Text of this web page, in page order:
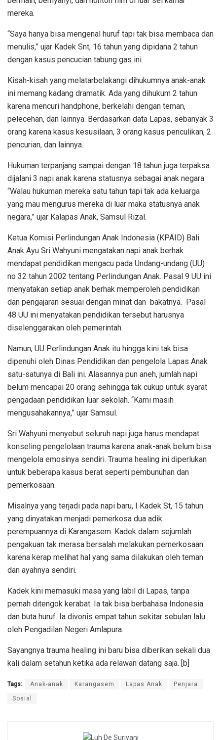
mereka.
“Saya hanya bisa mengenal huruf tapi tak bisa membaca dan
menulis,” ujar Kadek Snt, 16 tahun yang dipidana 2 tahun
dengan kasus pencucian tabung gas ini.
Kisah-kisah yang melatarbelakangi dihukumnya anak-anak
ini memang kadang dramatik. Ada yang dihukum 2 tahun
karena mencuri handphone, berkelahi dengan teman,
pelecehan, dan lainnya. Berdasarkan data Lapas, sebanyak 3
orang karena kasus kesusilaan, 3 orang kasus penculikan, 2
pencurian, dan lainnya.
Hukuman terpanjang sampai dengan 18 tahun juga terpaksa
dijalani 3 napi anak karena statusnya sebagai anak negara.
“Walau hukuman mereka satu tahun tapi tak ada keluarga
yang mau mengurus mereka di luar maka statusnya anak
negara,” ujar Kalapas Anak, Samsul Rizal.
Ketua Komisi Perlindungan Anak Indonesia (KPAID) Bali
Anak Ayu Sri Wahyuni mengatakan napi anak berhak
mendapat pendidikan mengacu pada Undang-undang (UU)
no 32 tahun 2002 tentang Perlindungan Anak. Pasal 9 UU ini
menyatakan setiap anak berhak memperoleh pendidikan
dan pengajaran sesuai dengan minat dan bakatnya. Pasal
48 UU ini menyatakan pendidikan tersebut harusnya
diselenggarakan oleh pemerintah.
Namun, UU Perlindungan Anak itu hingga kini tak bisa
dipenuhi oleh Dinas Pendidikan dan pengelola Lapas Anak
satu-satunya di Bali ini. Alasannya pun aneh, jumlah napi
belum mencapai 20 orang sehingga tak cukup untuk syarat
pengadaan pendidikan luar sekolah. “Kami masih
mengusahakannya,” ujar Samsul.
Sri Wahyuni menyebut seluruh napi juga harus mendapat
konseling pengelolaan trauma karena anak-anak belum bisa
mengelola emosinya sendiri. Trauma healing ini diperlukan
untuk beberapa kasus berat seperti pembunuhan dan
pemerkosaan.
Misalnya yang terjadi pada napi baru, I Kadek St, 15 tahun
yang dinyatakan menjadi pemerkosa dua adik
perempuannya di Karangasem. Kadek dalam sejumlah
pengakuan tak merasa bersalah melakukan pemerkosaan
karena kerap melihat hal yang sama dilakukan oleh teman
dan ayahnya sendiri.
Kadek kini memasuki masa yang labil di Lapas, tanpa
pernah ditengok kerabat. Ia tak bisa berbahasa Indonesia
dan buta huruf. Ia divonis empat tahun sekitar sebulan lalu
oleh Pengadilan Negeri Amlapura.
Sayangnya trauma healing ini baru bisa diberikan sekali dua
kali dalam setahun ketika ada relawan datang saja. [b]
Tags: Anak-anak Karangasem Lapas Anak Penjara
Sosial